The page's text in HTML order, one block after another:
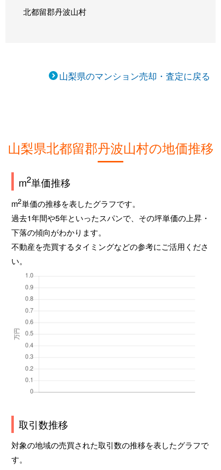
北都留郡丹波山村
山梨県のマンション売却・査定に戻る
山梨県北都留郡丹波山村の地価推移
m2単価推移
m2単価の推移を表したグラフです。
過去1年間や5年といったスパンで、その坪単価の上昇・
下落の傾向がわかります。
不動産を売買するタイミングなどの参考にご活用くださ
い。
取引数推移
対象の地域の売買された取引数の推移を表したグラフで
す。